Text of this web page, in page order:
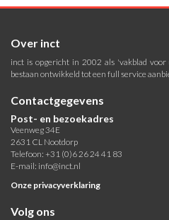
Over inct
inct is opgericht in 2002 als 'vakblad
bestaan ontwikkeld tot een full service
Contactgegevens
Post- en bezoekadres
Veenweg 34E
2631 CL Nootdorp
Telefoon: +31 (0)6 26 24 41 83
E-mail: info@inct.nl
Onze privacyverklaring
Volg ons